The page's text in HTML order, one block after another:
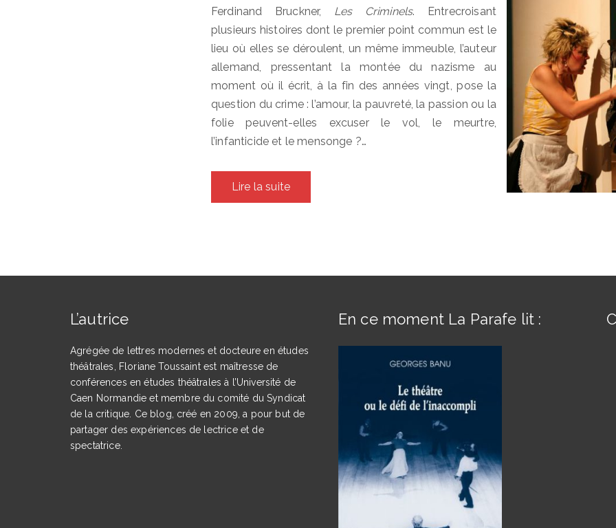
Ferdinand Bruckner, Les Criminels. Entrecroisant
plusieurs histoires dont le premier point commun est le
lieu où elles se déroulent, un même immeuble, l’auteur
allemand, pressentant la montée du nazisme au
moment où il écrit, à la fin des années vingt, pose la
question du crime : l’amour, la pauvreté, la passion ou la
folie peuvent-elles excuser le vol, le meurtre,
l’infanticide et le mensonge ?…
Lire la suite
L’autrice
Agrégée de lettres modernes et docteure en études
théâtrales, Floriane Toussaint est maîtresse de
conférences en études théâtrales à l’Université de
Caen Normandie et membre du comité du Syndicat
de la critique. Ce blog, créé en 2009, a pour but de
partager des expériences de lectrice et de
spectatrice.
En ce moment La Parafe lit :